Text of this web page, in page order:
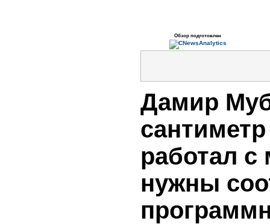
Обзор подготовлен
Дамир
работал с
нужны